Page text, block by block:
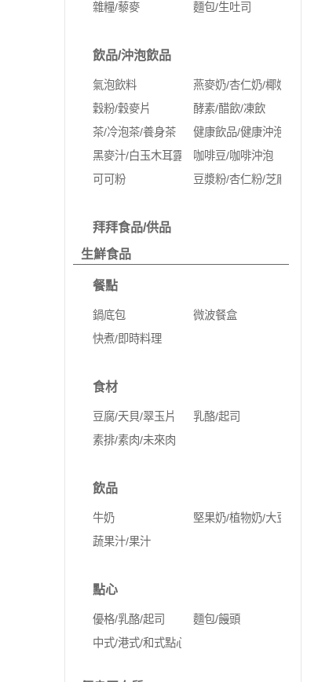
雜糧/藜麥
麵包/生吐司
飲品/沖泡飲品
氣泡飲料
燕麥奶/杏仁奶/椰奶
穀粉/穀麥片
酵素/醋飲/凍飲
茶/冷泡茶/養身茶
健康飲品/健康沖泡
黑麥汁/白玉木耳露
咖啡豆/咖啡沖泡
可可粉
豆漿粉/杏仁粉/芝麻粉/蛋白粉
拜拜食品/供品
生鮮食品
餐點
鍋底包
微波餐盒
快煮/即時料理
食材
豆腐/天貝/翠玉片
乳酪/起司
素排/素肉/未來肉
飲品
牛奶
堅果奶/植物奶/大豆奶
蔬果汁/果汁
點心
優格/乳酪/起司
麵包/饅頭
中式/港式/和式點心